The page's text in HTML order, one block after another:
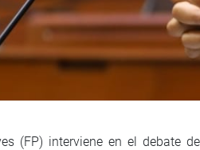
(FP) interviene en el